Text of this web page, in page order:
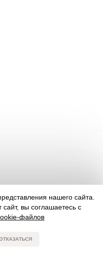
нашего сайта.
сайт, вы соглашаетесь с
файлов